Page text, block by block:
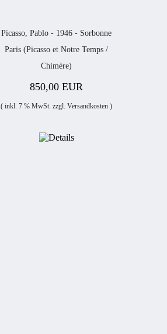
Picasso, Pablo - 1946 - Sorbonne
Paris (Picasso et Notre Temps /
Chimère)
850,00 EUR
( inkl. 7 % MwSt. zzgl.Versandkosten )